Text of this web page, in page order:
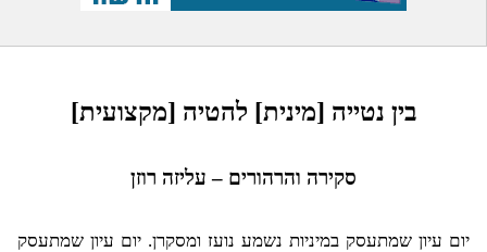
בין נטייה [מינית] להטיה [מקצועית]
סקירה והרהורים – עליזה רוזן
יום עיון שמתעסק במיניות נשמע נועז ומסקרן. יום עיון שמתעסק